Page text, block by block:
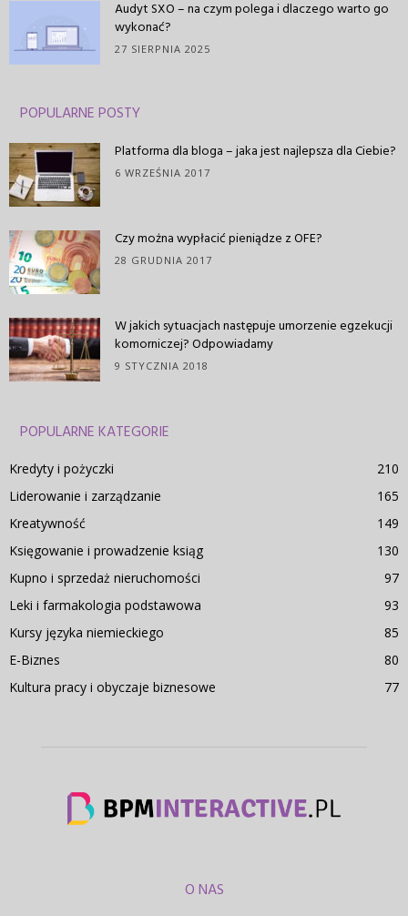
Audyt SXO – na czym polega i dlaczego warto go
wykonać?
27 SIERPNIA 2025
POPULARNE POSTY
Platforma dla bloga – jaka jest najlepsza dla Ciebie?
6 WRZEŚNIA 2017
Czy można wypłacić pieniądze z OFE?
28 GRUDNIA 2017
W jakich sytuacjach następuje umorzenie egzekucji
komorniczej? Odpowiadamy
9 STYCZNIA 2018
POPULARNE KATEGORIE
Kredyty i pożyczki
210
Liderowanie i zarządzanie
165
Kreatywność
149
Księgowanie i prowadzenie ksiąg
130
Kupno i sprzedaż nieruchomości
97
Leki i farmakologia podstawowa
93
Kursy języka niemieckiego
85
E-Biznes
80
Kultura pracy i obyczaje biznesowe
77
O NAS